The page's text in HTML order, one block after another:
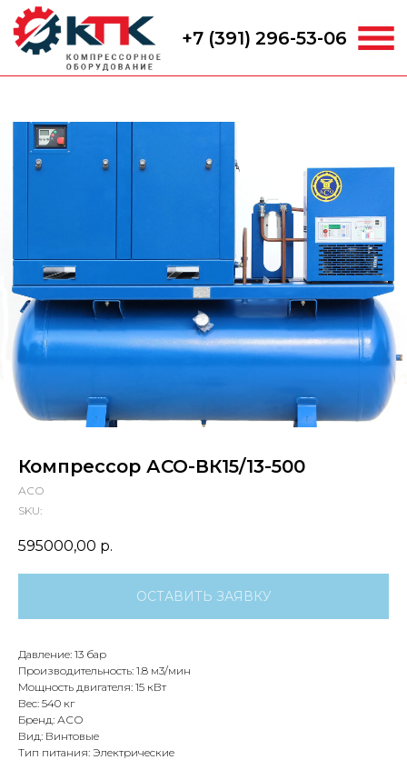
+7 (391) 296-53-06
Компрессор АСО-ВК15/13-500
АСО
SKU:
595000,00 р.
ОСТАВИТЬ ЗАЯВКУ
Давление: 13 бар
Производительность: 1.8 м3/мин
Мощность двигателя: 15 кВт
Вес: 540 кг
Бренд: АСО
Вид: Винтовые
Тип питания: Электрические